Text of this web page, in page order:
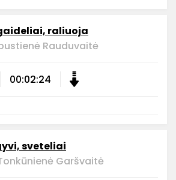
raliuoja
Rauduvaitė
00:02:24
sveteliai
Garšvaitė